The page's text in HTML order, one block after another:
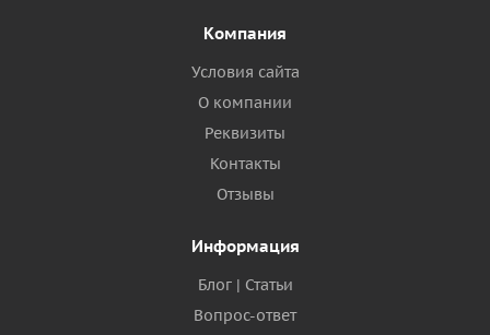
Компания
Условия сайта
О компании
Реквизиты
Контакты
Отзывы
Информация
Блог | Статьи
Вопрос-ответ